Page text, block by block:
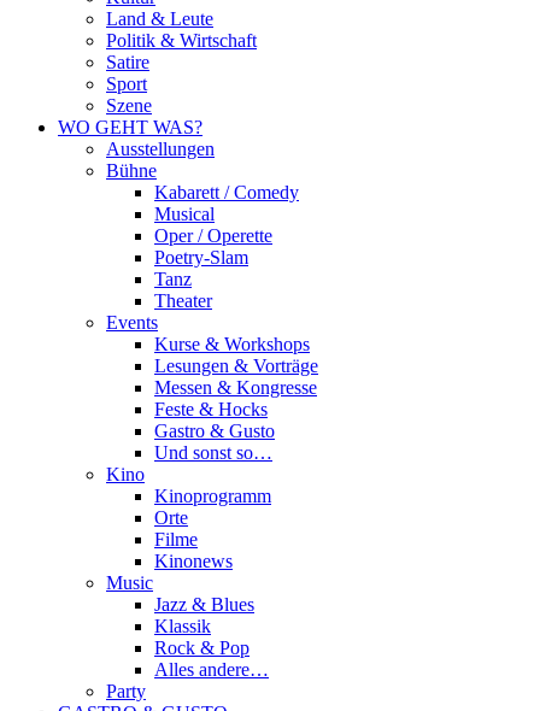
Land & Leute
Politik & Wirtschaft
Satire
Sport
Szene
WO GEHT WAS?
Ausstellungen
Bühne
Kabarett / Comedy
Musical
Oper / Operette
Poetry-Slam
Tanz
Theater
Events
Kurse & Workshops
Lesungen & Vorträge
Messen & Kongresse
Feste & Hocks
Gastro & Gusto
Und sonst so…
Kino
Kinoprogramm
Orte
Filme
Kinonews
Music
Jazz & Blues
Klassik
Rock & Pop
Alles andere…
Party